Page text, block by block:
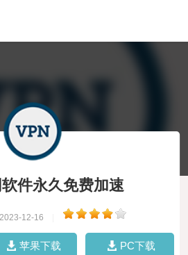
件永久免费加速
12-16
苹果下载 PC下载